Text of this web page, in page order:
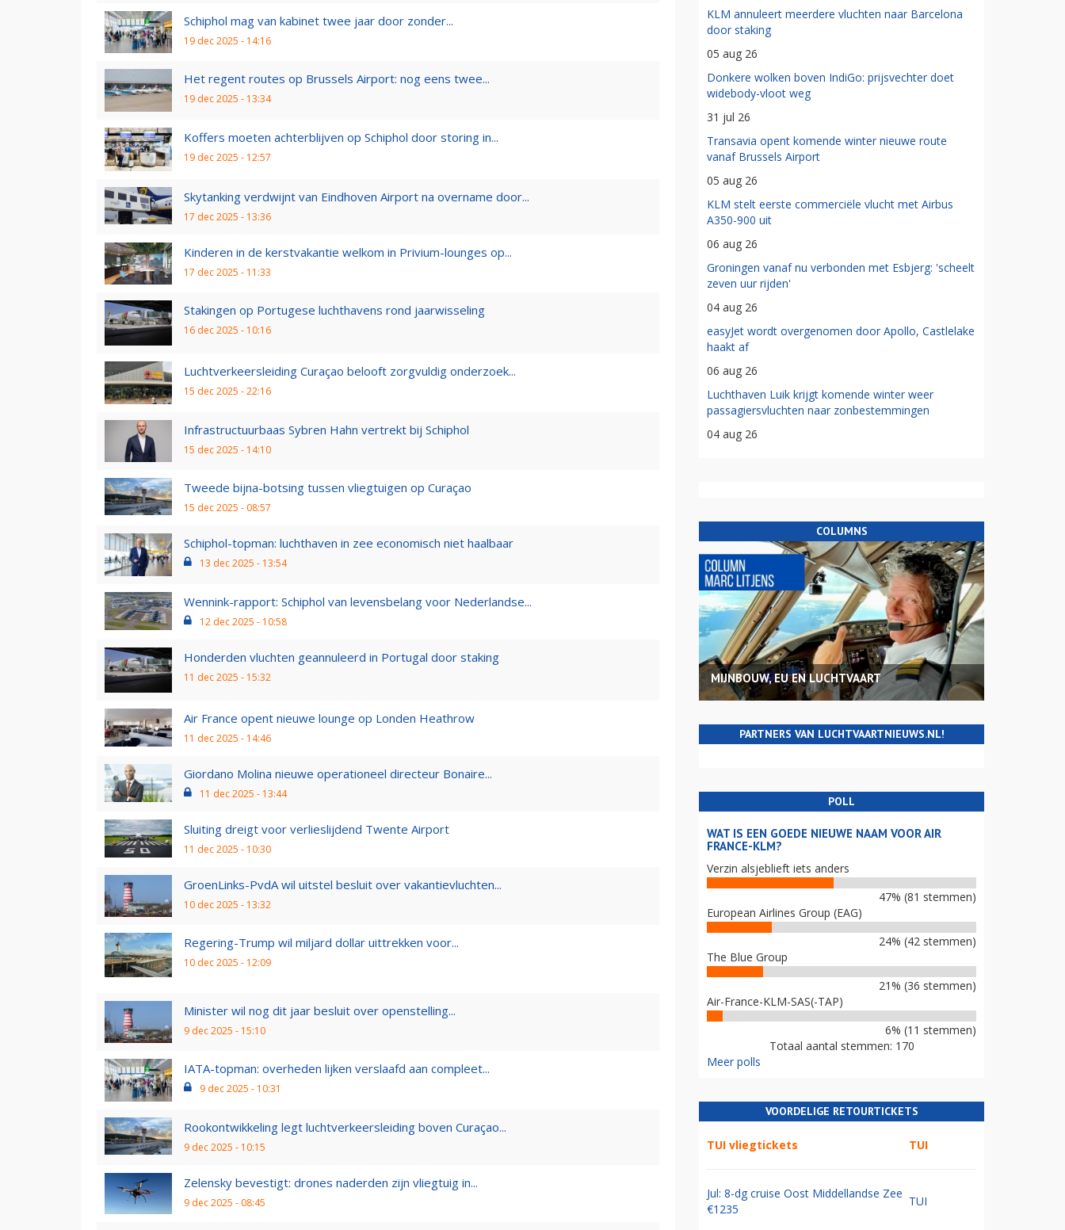
Schiphol mag van kabinet twee jaar door zonder...
19 dec 2025 - 14:16
Het regent routes op Brussels Airport: nog eens twee...
19 dec 2025 - 13:34
Koffers moeten achterblijven op Schiphol door storing in...
19 dec 2025 - 12:57
Skytanking verdwijnt van Eindhoven Airport na overname door...
17 dec 2025 - 13:36
Kinderen in de kerstvakantie welkom in Privium-lounges op...
17 dec 2025 - 11:33
Stakingen op Portugese luchthavens rond jaarwisseling
16 dec 2025 - 10:16
Luchtverkeersleiding Curaçao belooft zorgvuldig onderzoek...
15 dec 2025 - 22:16
Infrastructuurbaas Sybren Hahn vertrekt bij Schiphol
15 dec 2025 - 14:10
Tweede bijna-botsing tussen vliegtuigen op Curaçao
15 dec 2025 - 08:57
Schiphol-topman: luchthaven in zee economisch niet haalbaar
13 dec 2025 - 13:54
Wennink-rapport: Schiphol van levensbelang voor Nederlandse...
12 dec 2025 - 10:58
Honderden vluchten geannuleerd in Portugal door staking
11 dec 2025 - 15:32
Air France opent nieuwe lounge op Londen Heathrow
11 dec 2025 - 14:46
Giordano Molina nieuwe operationeel directeur Bonaire...
11 dec 2025 - 13:44
Sluiting dreigt voor verlieslijdend Twente Airport
11 dec 2025 - 10:30
GroenLinks-PvdA wil uitstel besluit over vakantievluchten...
10 dec 2025 - 13:32
Regering-Trump wil miljard dollar uittrekken voor...
10 dec 2025 - 12:09
Minister wil nog dit jaar besluit over openstelling...
9 dec 2025 - 15:10
IATA-topman: overheden lijken verslaafd aan compleet...
9 dec 2025 - 10:31
Rookontwikkeling legt luchtverkeersleiding boven Curaçao...
9 dec 2025 - 10:15
Zelensky bevestigt: drones naderden zijn vliegtuig in...
9 dec 2025 - 08:45
KLM annuleert meerdere vluchten naar Barcelona
door staking
05 aug 26
Donkere wolken boven IndiGo: prijsvechter doet
widebody-vloot weg
31 jul 26
Transavia opent komende winter nieuwe route
vanaf Brussels Airport
05 aug 26
KLM stelt eerste commerciële vlucht met Airbus
A350-900 uit
06 aug 26
Groningen vanaf nu verbonden met Esbjerg: 'scheelt
zeven uur rijden'
04 aug 26
easyJet wordt overgenomen door Apollo, Castlelake
haakt af
06 aug 26
Luchthaven Luik krijgt komende winter weer
passagiersvluchten naar zonbestemmingen
04 aug 26
COLUMNS
MIJNBOUW, EU EN LUCHTVAART
PARTNERS VAN LUCHTVAARTNIEUWS.NL!
POLL
WAT IS EEN GOEDE NIEUWE NAAM VOOR AIR
FRANCE-KLM?
Verzin alsjeblieft iets anders
47% (81 stemmen)
European Airlines Group (EAG)
24% (42 stemmen)
The Blue Group
21% (36 stemmen)
Air-France-KLM-SAS(-TAP)
6% (11 stemmen)
Totaal aantal stemmen: 170
Meer polls
VOORDELIGE RETOURTICKETS
TUI vliegtickets TUI
Jul: 8-dg cruise Oost Middellandse Zee
€1235
TUI